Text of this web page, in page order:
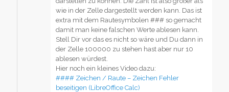
wie in der Zelle dargestellt werden kann. Das ist
extra mit dem Rautesymbolen ### so gemacht
damit man keine falschen Werte ablesen kann.
Stell Dir vor das es nicht so wäre und Du dann in
der Zelle 100000 zu stehen hast aber nur 10
ablesen würdest.
Hier noch ein kleines Video dazu:
#### Zeichen / Raute – Zeichen Fehler
beseitigen (LibreOffice Calc)